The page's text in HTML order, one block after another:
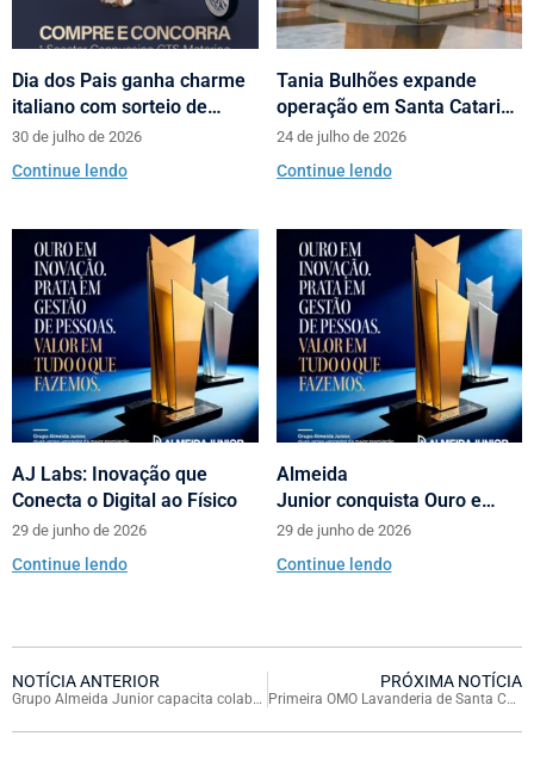
Dia dos Pais ganha charme
italiano com sorteio de
scooters Motorino pela
Almeida Junior
30 de julho de 2026
Continue lendo
Tania Bulhões expande
operação em Santa Catarina
com loja no Neumarkt
Shopping
24 de julho de 2026
Continue lendo
AJ Labs: Inovação que
Conecta o Digital ao Físico
29 de junho de 2026
Continue lendo
Almeida
Junior conquista Ouro e
Prata no Prêmio Abrasce
29 de junho de 2026
Continue lendo
NOTÍCIA ANTERIOR
Grupo Almeida Junior capacita colaboradores para atendimento de pessoas com Transtorno do Espectro Autista (TEA)
PRÓXIMA NOTÍCIA
Primeira OMO Lavanderia de Santa Catarina inaugura no Neumarkt Shopping